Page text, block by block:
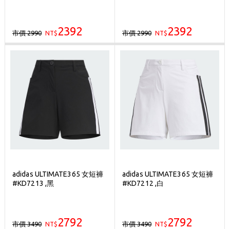
市價 2990 NT$ 2392 市價 2990 NT$ 2392
adidas ULTIMATE365 女短褲
#KD7213 ,黑
市價 3490 NT$ 2792
adidas ULTIMATE365 女短褲
#KD7212 ,白
市價 3490 NT$ 2792